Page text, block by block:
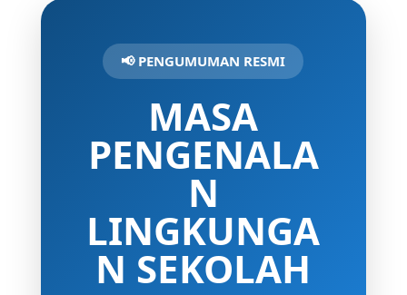
📢 PENGUMUMAN RESMI
MASA
PENGENALA
N
LINGKUNGA
N SEKOLAH